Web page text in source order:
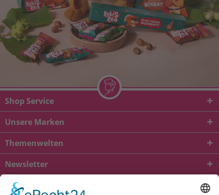
Shop Service
Unsere Marken
Themenwelten
Newsletter
* Alle Preise inkl. gesetzl. Mehrwertsteuer zzgl.
und ggf.